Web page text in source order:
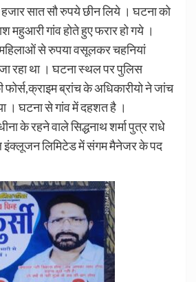
हजार सात सौ रुपये छीन लिये । घटना को
महुआरी गांव होते हुए फरार हो गये ।
से रुपया वसूलकर चहनियां
रहा था । घटना स्थल पर पुलिस
ब्रांच के अधिकारीयो ने जांच
। घटना से गांव में दहशत है ।
के रहने वाले सिद्धनाथ शर्मा पुत्र राधे
इंक्लूजन लिमिटेड में संगम मैनेजर के पद